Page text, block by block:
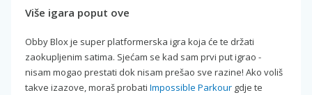
Više igara poput ove
Obby Blox je super platformerska igra koja će te držati
zaokupljenim satima. Sjećam se kad sam prvi put igrao -
nisam mogao prestati dok nisam prešao sve razine! Ako voliš
takve izazove, moraš probati Impossible Parkour gdje te